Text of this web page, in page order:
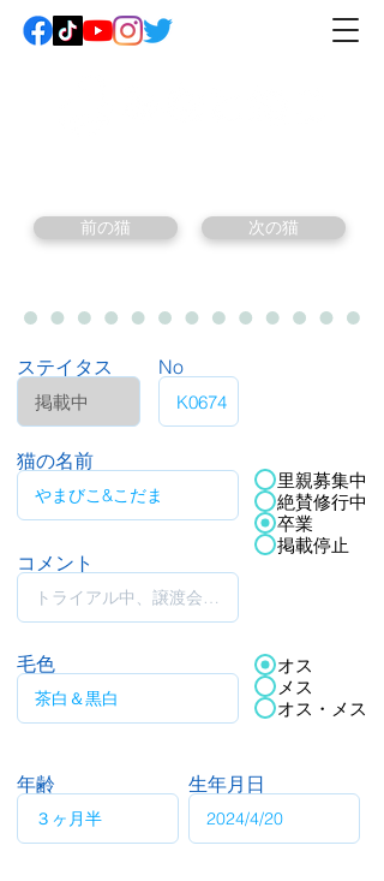
前の猫 次の猫
ステイタス No
猫の名前
コメント
里親募集中
絶賛修行中
卒業
掲載停止
毛色
オス
メス
オス・メス
年齢 生年月日